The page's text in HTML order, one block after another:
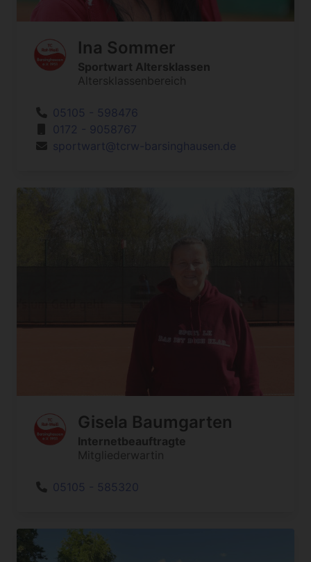
Ina Sommer
Sportwart Altersklassen
Altersklassenbereich
05105 - 598476
0172 - 9058767
sportwart@tcrw-barsinghausen.de
Gisela Baumgarten
Internetbeauftragte
Mitgliederwartin
05105 - 585320